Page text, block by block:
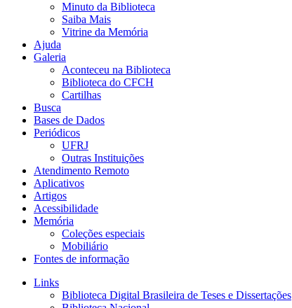
Minuto da Biblioteca
Saiba Mais
Vitrine da Memória
Ajuda
Galeria
Aconteceu na Biblioteca
Biblioteca do CFCH
Cartilhas
Busca
Bases de Dados
Periódicos
UFRJ
Outras Instituições
Atendimento Remoto
Aplicativos
Artigos
Acessibilidade
Memória
Coleções especiais
Mobiliário
Fontes de informação
Links
Biblioteca Digital Brasileira de Teses e Dissertações